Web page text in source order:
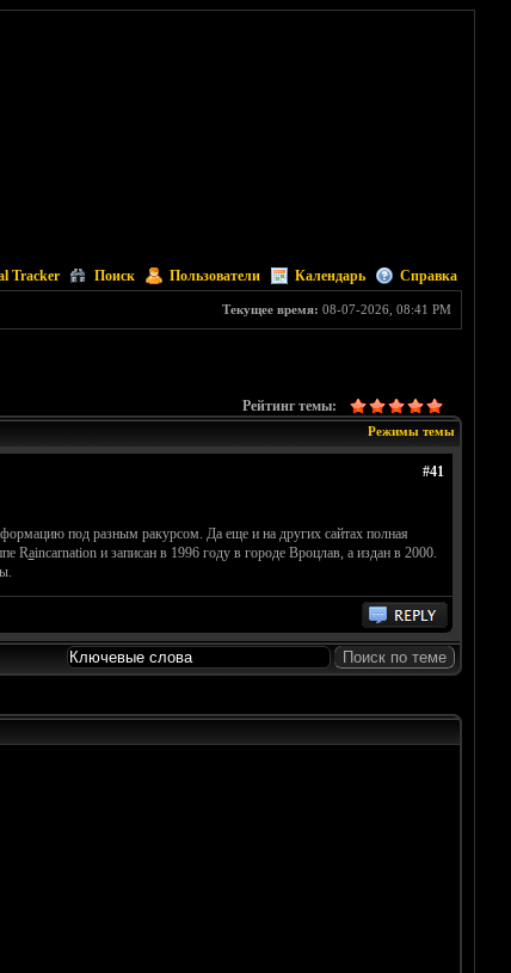
Tracker Поиск Пользователи Календарь Справка
Текущее время: 08-07-2026, 08:41 PM
Рейтинг темы:
Режимы темы
#41
под разным ракурсом. Да еще и на других сайтах полная
Raincarnation и записан в 1996 году в городе Вроцлав, а издан в 2000.